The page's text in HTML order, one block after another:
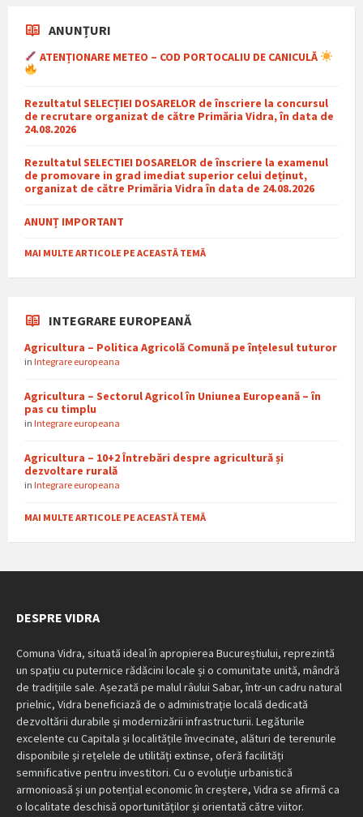
ANUNȚURI
ATENȚIONARE METEO – COD PORTOCALIU DE CANICULĂ
Rezultatul SELECȚIEI DOSARELOR de înscriere la concursul
de recrutare organizat de către Primăria Vidra, în data de
24.08.2026
Rezultatul SELECTIEI DOSARELOR de înscriere la examenul
de promovare in grad imediat superior celui deținut,
organizat de către Primăria Vidra în data de 24.08.2026
ANUNȚ IMPORTANT
MAI MULTE ARTICOLE PE ACEASTĂ TEMĂ
INTEGRARE EUROPEANĂ
Agricultura – Politica Agricolă Comună pe înțelesul tuturor
in Integrare europeana
Agricultura – Sectorul Agricol în Uniunea Europeană – în
pas cu timplu
in Integrare europeana
Agricultura – 10+2 Întrebări despre agricultură și
dezvoltare rurală
in Integrare europeana
MAI MULTE ARTICOLE PE ACEASTĂ TEMĂ
DESPRE VIDRA
Comuna Vidra, situată ideal în apropierea Bucureștiului, reprezintă
un spațiu cu puternice rădăcini locale și o comunitate unită, mândră
de tradițiile sale. Așezată pe malul râului Sabar, într-un cadru natural
prielnic, Vidra beneficiază de o administrație locală dedicată
dezvoltării durabile și modernizării infrastructurii. Legăturile
excelente cu Capitala și localitățile învecinate, alături de terenurile
disponibile și rețelele de utilități extinse, oferă facilități
semnificative pentru investitori. Cu o evoluție urbanistică
armonioasă și un potențial economic în creștere, Vidra se afirmă ca
o localitate deschisă oportunităților și orientată către viitor.